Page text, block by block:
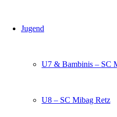
Jugend
U7 & Bambinis – SC
U8 – SC Mibag Retz